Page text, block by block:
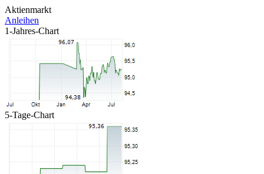
Aktienmarkt
Anleihen
1-Jahres-Chart
5-Tage-Chart